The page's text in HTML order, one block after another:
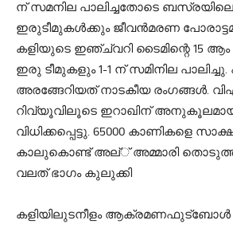
ന് സമനില പാലിച്ചതോടെ ബസ്രയിലെ
ഇരുടീമുകള്‍ക്കും ജീവന്‍മരണ
കളിയുടെ ഇഞ്ച്വറി ടൈമിന്റെ 15 ആം
ഇരു ടീമുകളും 1-1 ന് സമിനില പാലിച്ചു.
അരങ്ങേറിയത് നാടകീയ രംഗങ്ങള്‍.
റിവ്യൂവിലൂടെ ഇറാഖിന് അനുകൂലമായി
വിധിക്കപ്പെട്ടു. 65000 കാണികളെ
കാലുകൊണ്ട് അല്് അമ്മാരി തൊടുത്ത
വലത് ഭാഗം കുലുക്കി
കളിയിലുടനീളം ആക്രമണഫുട്‌ബോള്‍